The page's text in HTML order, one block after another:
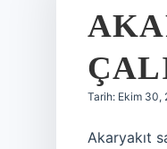
Tarih: Ekim 30,
Akaryakıt